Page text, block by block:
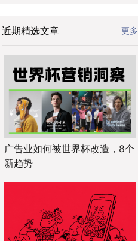
近期精选文章 更多
广告业如何被世界杯改造，8个
新趋势